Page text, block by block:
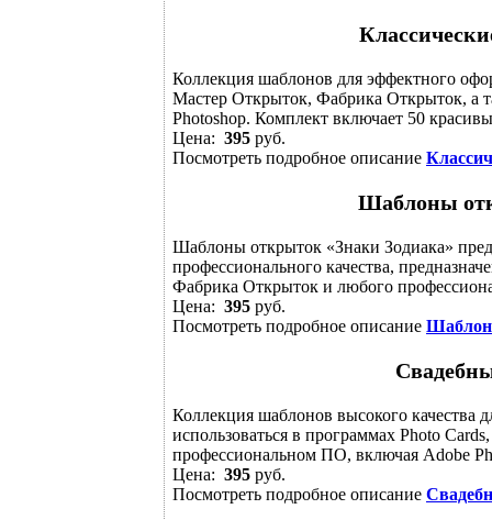
Коллекция шаблонов для эффектного
Мастер Открыток, Фабрика Открыток, а
Photoshop. Комплект включает 50
Цена: 395 руб.
Посмотреть подробное описание
Шаблоны
Шаблоны открыток «Знаки Зодиака»
профессионального качества,
Фабрика Открыток и любого
Цена: 395 руб.
Посмотреть подробное описание
Коллекция шаблонов высокого
использоваться в программах Photo
профессиональном ПО, включая Adobe
Цена: 395 руб.
Посмотреть подробное описание